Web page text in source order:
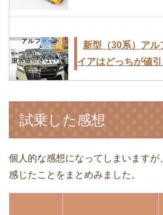
新型（30系）アル
イアはどっちが値
試乗した感想
個人的な感想になってしまいますが
感じたことをまとめみました。